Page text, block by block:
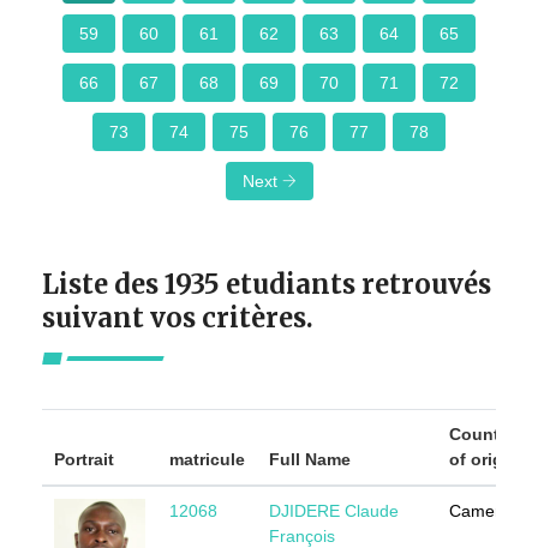
59 60 61 62 63 64 65
66 67 68 69 70 71 72
73 74 75 76 77 78
Next
Liste des 1935 etudiants retrouvés
suivant vos critères.
Portrait matricule Full Name
Country
of origin
12068
DJIDERE Claude
François
Cameroun